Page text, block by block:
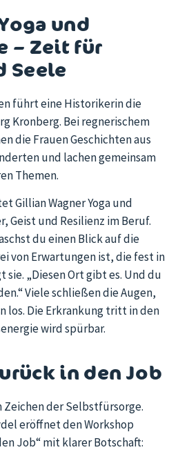
und
– Zeit für
Seele
führt eine Historikerin die
Kronberg. Bei regnerischem
die Frauen Geschichten aus
und lachen gemeinsam
Themen.
Gillian Wagner Yoga und
Geist und Resilienz im Beruf.
du einen Blick auf die
von Erwartungen ist, die fest in
sie. „Diesen Ort gibt es. Und du
Viele schließen die Augen,
los. Die Erkrankung tritt in den
wird spürbar.
in den Job
Zeichen der Selbstfürsorge.
eröffnet den Workshop
Job“ mit klarer Botschaft: